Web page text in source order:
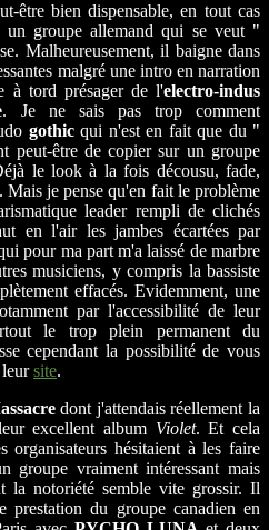
être bien dispensable, en tout cas
un groupe allemand qui se veut "
Malheureusement, il baigne dans
malgré une intro en narration
à tord présager de l'electro-indus
. Je ne sais pas trop comment
gothicqui n'est en fait que du "
peut-être de copier sur un groupe
le look à la fois décousu, fade,
Mais je pense qu'en fait le problème
leader rempli de clichés
en l'air les jambes écartées par
pour ma part m'a laissé de marbre
musiciens, y compris la bassiste
effacés. Evidemment, une
par l'accessibilité de leur
le trop plein permanent du
cependant la possibilité de vous
site.
dont j'attendais réellement la
excellent album Violet. Et cela
organisateurs hésitaient à les faire
groupe vraiment intéressant mais
la notoriété semble vite grossir. Il
prestation du groupe canadien en